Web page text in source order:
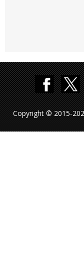
Copyright © 2015-